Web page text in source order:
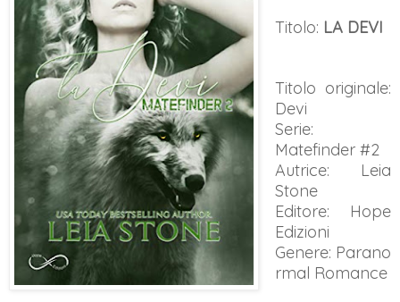
Titolo: LA DEVI
Titolo originale:
Devi
Serie:
Matefinder #2
Autrice: Leia
Stone
Editore: Hope
Edizioni
Genere: Parano
rmal Romance